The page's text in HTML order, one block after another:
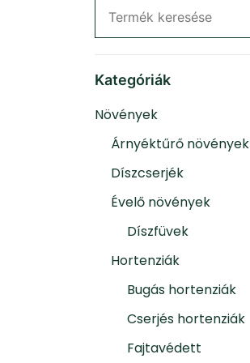
Kategóriák
Növények
Árnyéktűrő növények
Díszcserjék
Évelő növények
Díszfüvek
Hortenziák
Bugás hortenziák
Cserjés hortenziák
Fajtavédett